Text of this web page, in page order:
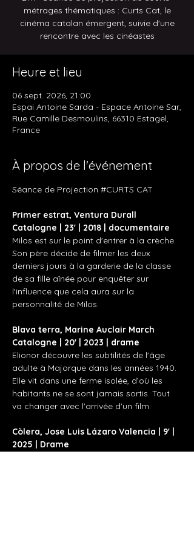
métrages thématiques : Curts Cat, le
cinéma catalan émergent, suivie d'une
rencontre avec les cinéastes
Heure et lieu
06 sept. 2026, 21:00
Espai Antoine Sarda - Espace Antoine Sar,
Rue Camille Desmoulins, 66310 Estagel,
France
À propos de l'événement
Séance de Projection #CURTS CAT
Primer estrat, Ventura Durall
Catalogne | 23' | 2018 | documentaire
Milos est sur le point d'entrer à la crèche.
Son père décide de filmer les deux
derniers jours à la garderie de la classe
de sa fille aînée pour enquêter sur
l'influence que cela aura sur la
personnalité de Milos.
Blava terra, Marine Auclair March
Catalogne | 20' | 2023 | drame
Elionor découvre les subtilités de l'âge
adulte à Majorque dans les années 1940.
Elle vit dans une ferme isolée, d’où les
habitants ne se sont jamais sortis. Tout
va changer avec l'arrivée d'un film.
Còlera, Jose Luis Lázaro Valencia | 9' |
2025 | Drame